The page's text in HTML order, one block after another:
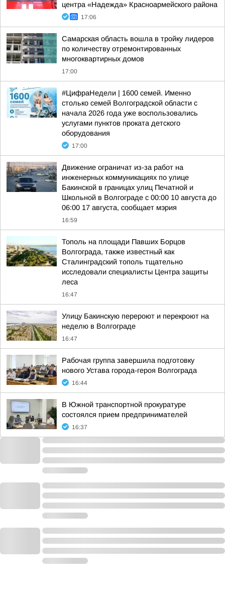
центра «Надежда» Красноармейского района
17:06
Самарская область вошла в тройку лидеров
по количеству отремонтированных
многоквартирных домов
17:00
#ЦифраНедели | 1600 семей. Именно
столько семей Волгоградской области с
начала 2026 года уже воспользовались
услугами пунктов проката детского
оборудования
17:00
Движение ограничат из-за работ на
инженерных коммуникациях по улице
Бакинской в границах улиц Печатной и
Школьной в Волгограде с 00:00 10 августа до
06:00 17 августа, сообщает мэрия
16:59
Тополь на площади Павших Борцов
Волгограда, также известный как
Сталинградский тополь тщательно
исследовали специалисты Центра защиты
леса
16:47
Улицу Бакинскую перероют и перекроют на
неделю в Волгограде
16:47
Рабочая группа завершила подготовку
нового Устава города-героя Волгограда
16:44
В Южной транспортной прокуратуре
состоялся прием предпринимателей
16:37